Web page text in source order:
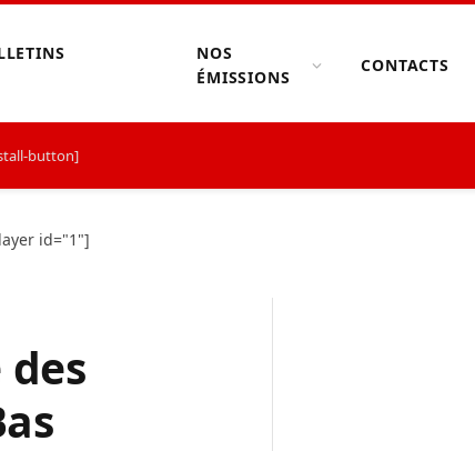
NOS
ÉMISSIONS
CONTACTS
button]
id="1"]